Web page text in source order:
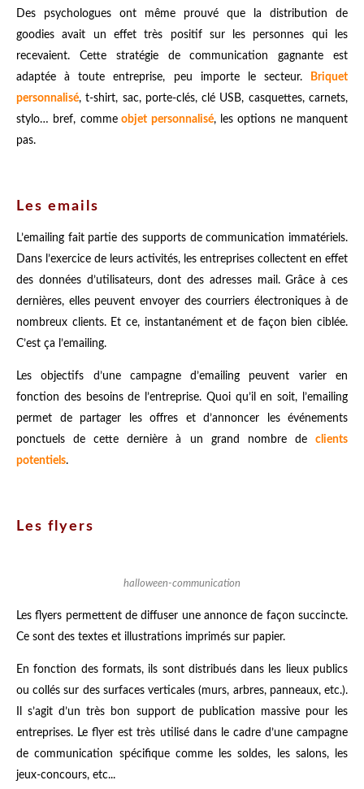
Des psychologues ont même prouvé que la distribution de
goodies avait un effet très positif sur les personnes qui les
recevaient. Cette stratégie de communication gagnante est
adaptée à toute entreprise, peu importe le secteur.
Briquet
personnalisé, t-shirt, sac, porte-clés, clé USB, casquettes, carnets,
stylo… bref, comme objet personnalisé, les options ne manquent
pas.
Les emails
L’emailing fait partie des supports de communication immatériels.
Dans l’exercice de leurs activités, les entreprises collectent en effet
des données d’utilisateurs, dont des adresses mail. Grâce à ces
dernières, elles peuvent envoyer des courriers électroniques à de
nombreux clients. Et ce, instantanément et de façon bien ciblée.
C’est ça l’emailing.
Les objectifs d’une campagne d’emailing peuvent varier en
fonction des besoins de l’entreprise. Quoi qu’il en soit, l’emailing
permet de partager les offres et d’annoncer les événements
ponctuels de cette dernière à un grand nombre de clients
potentiels.
Les flyers
halloween-communication
Les flyers permettent de diffuser une annonce de façon succincte.
Ce sont des textes et illustrations imprimés sur papier.
En fonction des formats, ils sont distribués dans les lieux publics
ou collés sur des surfaces verticales (murs, arbres, panneaux, etc.).
Il s’agit d’un très bon support de publication massive pour les
entreprises. Le flyer est très utilisé dans le cadre d’une campagne
de communication spécifique comme les soldes, les salons, les
jeux-concours, etc...